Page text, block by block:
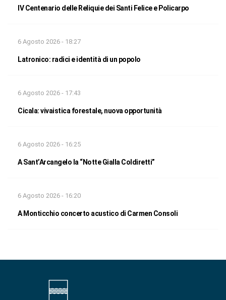
IV Centenario delle Reliquie dei Santi Felice e Policarpo
6 Agosto 2026 - 18:27
Latronico: radici e identità di un popolo
6 Agosto 2026 - 17:43
Cicala: vivaistica forestale, nuova opportunità
6 Agosto 2026 - 16:25
A Sant’Arcangelo la “Notte Gialla Coldiretti”
6 Agosto 2026 - 16:20
A Monticchio concerto acustico di Carmen Consoli